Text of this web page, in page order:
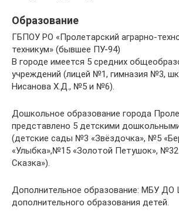
Образование
ГБПОУ РО «Пролетарский аграрно-
техникум» (бывшее ПУ-94)
В городе имеется 5 средних
учреждений (лицей №1, гимназия №3,
Нисанова Х.Д., №5 и №6).
Дошкольное образование города
представлено 5 детскими
(детские сады №3 «Звёздочка», №5
«Улыбка»,№15 «Золотой Петушок», №32
Сказка»).
Дополнительное образование: МБУ ДО
дополнительного образования детей.